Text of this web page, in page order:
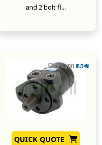
and 2 bolt fl...
QUICK QUOTE